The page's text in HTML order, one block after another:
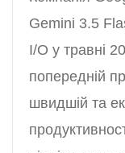
Gemini 3.5
I/O у травні
попередній
швидшій та